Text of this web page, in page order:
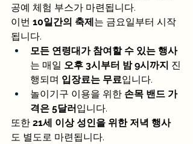
공예 체험 부스가 마련됩니다.
이번 10일간의 축제 는 금요일부터 시작
됩니다.
모든 연령대가 참여할 수 있는 행사
는 매일 오후 3시부터 밤 9시까지 진
행되며 입장료는 무료입니다.
놀이기구 이용을 위한 손목 밴드 가
격은 5달러 입니다.
또한 21세 이상 성인을 위한 저녁 행사
도 별도로 마련됩니다.